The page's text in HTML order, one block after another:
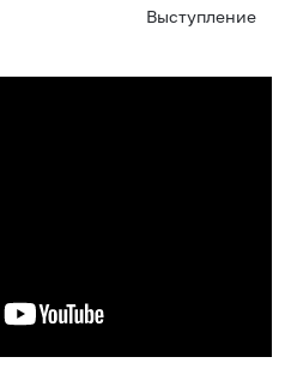
Выступление